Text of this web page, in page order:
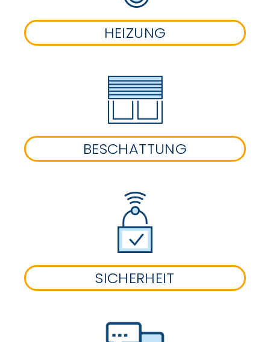
HEIZUNG
BESCHATTUNG
SICHERHEIT